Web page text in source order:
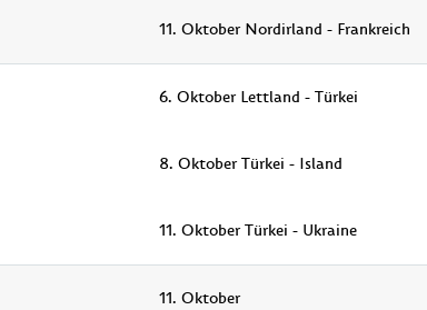
11. Oktober Nordirland - Frankreich
6. Oktober Lettland - Türkei
8. Oktober Türkei - Island
11. Oktober Türkei - Ukraine
11. Oktober